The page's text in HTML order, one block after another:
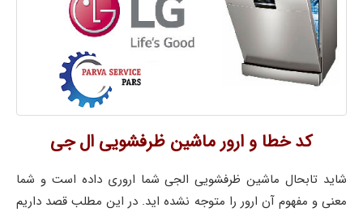
کد خطا و ارور ماشین ظرفشویی ال جی
شاید تابحال ماشین ظرفشویی الجی شما اروری داده است و شما
معنی و مفهوم آن ارور را متوجه نشده اید. در این مطلب قصد داریم